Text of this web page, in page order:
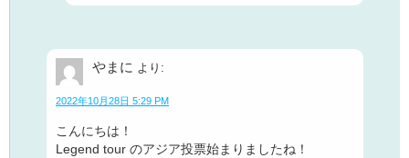
やまに より:
2022年10月28日 5:29 PM
こんにちは！
Legend tour のアジア投票始まりましたね！